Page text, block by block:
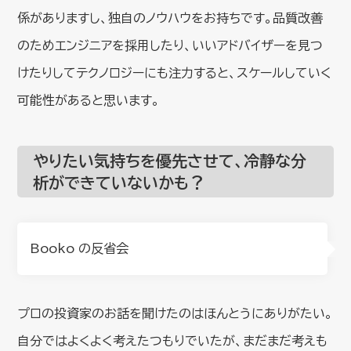
係がありますし、独自のノウハウをお持ちです。品質改善
のためエンジニアを採用したり、いいアドバイザーを見つ
けたりしてテクノロジーにも注力すると、スケールしていく
可能性があると思います。
やりたい気持ちを優先させて、冷静な分
析ができていないかも？
Booko の反省会
プロの投資家のお話を聞けたのはほんとうにありがたい。
自分ではよくよく考えたつもりでいたが、まだまだ考えも